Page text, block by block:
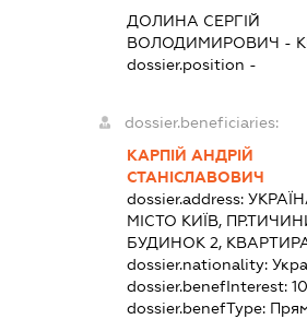
ДОЛИНА СЕРГІЙ
ВОЛОДИМИРОВИЧ -
dossier.position -
dossier.beneficiaries:
КАРПІЙ АНДРІЙ
СТАНІСЛАВОВИЧ
dossier.address:
МІСТО КИЇВ,
БУДИНОК 2,
dossier.nationality:
dossier.benefInterest:
dossier.benefType: